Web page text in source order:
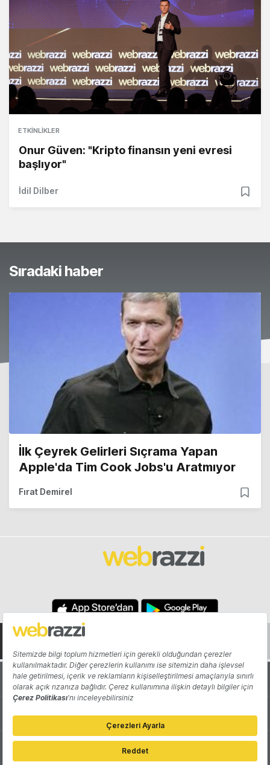
ETKINLIKLER
Onur Güven: "Kripto finansın yeni evresi
başlıyor"
İdil Dilber
Sıradaki haber
İlk Çeyrek Gelirleri Sıçrama Yapan
Apple'da Tim Cook Jobs'u Aratmıyor
Fırat Demirel
Hakkında Yazarlar
Katkıda Bulun Reklam